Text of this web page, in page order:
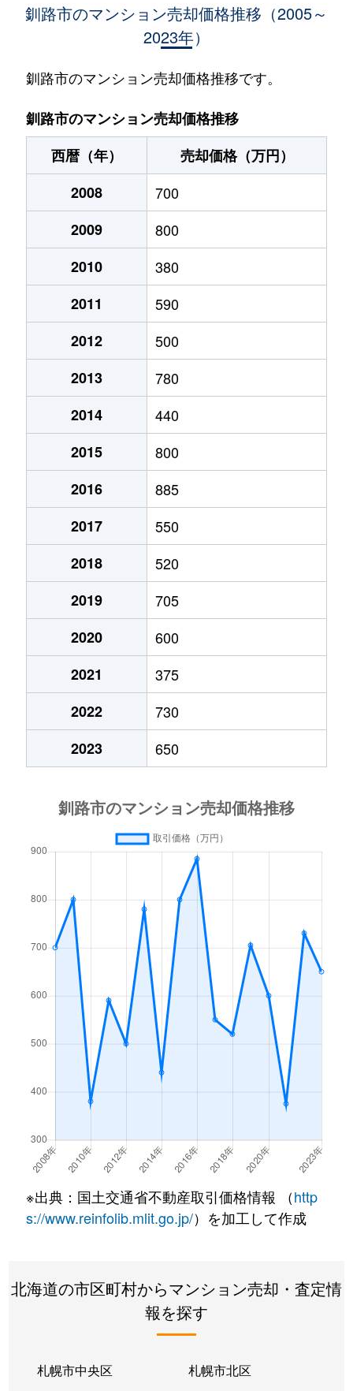
釧路市のマンション売却価格推移（2005～
2023年）
釧路市のマンション売却価格推移です。
釧路市のマンション売却価格推移
西暦（年）
売却価格（万円）
2008
700
2009
800
2010
380
2011
590
2012
500
2013
780
2014
440
2015
800
2016
885
2017
550
2018
520
2019
705
2020
600
2021
375
2022
730
2023
650
※出典：国土交通省不動産取引価格情報 （http
s://www.reinfolib.mlit.go.jp/）を加工して作成
北海道の市区町村からマンション売却・査定情
報を探す
札幌市中央区 札幌市北区